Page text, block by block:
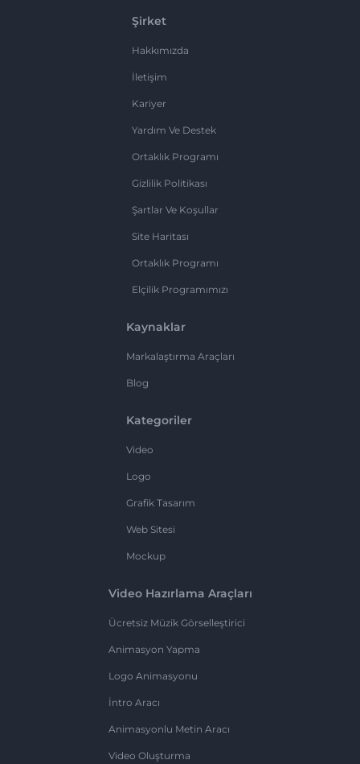
Şirket
Hakkımızda
İletişim
Kariyer
Yardım Ve Destek
Ortaklık Programı
Gizlilik Politikası
Şartlar Ve Koşullar
Site Haritası
Ortaklık Programı
Elçilik Programımızı
Kaynaklar
Markalaştırma Araçları
Blog
Kategoriler
Video
Logo
Grafik Tasarım
Web Sitesi
Mockup
Video Hazırlama Araçları
Ücretsiz Müzik Görselleştirici
Animasyon Yapma
Logo Animasyonu
İntro Aracı
Animasyonlu Metin Aracı
Video Oluşturma